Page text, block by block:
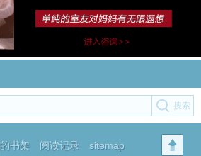
书架 阅读记录 sitemap